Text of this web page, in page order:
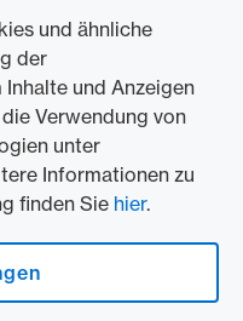
und ähnliche
der
und Anzeigen
Verwendung von
unter
Informationen zu
finden Sie hier.
auf Facebook
auf Instagram